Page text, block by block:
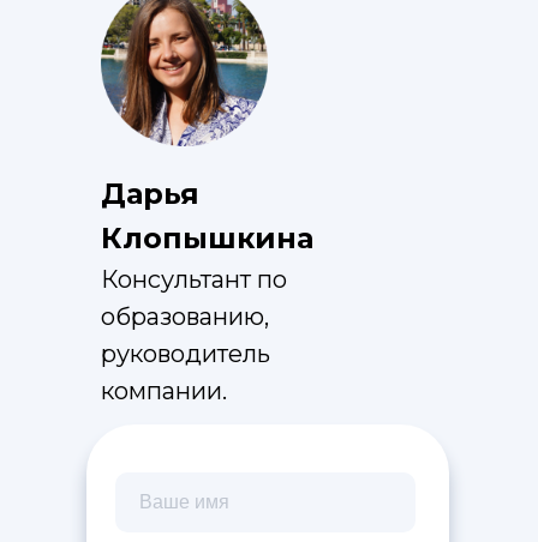
Дарья
Клопышкина
Консультант по
образованию,
руководитель
компании.